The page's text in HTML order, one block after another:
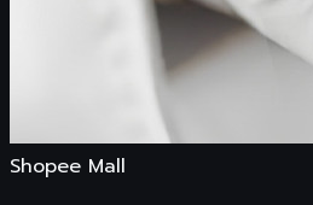
Shopee Mall